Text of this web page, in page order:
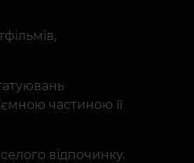
частиною її
відпочинку.